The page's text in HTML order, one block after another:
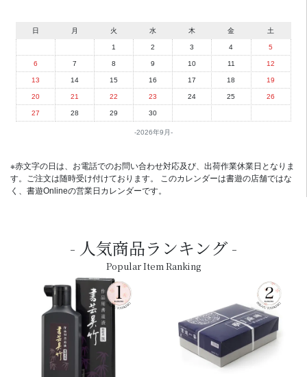
2026年9月
日 月 火 水 木 金 土
1 2 3 4 5
6 7 8 9 10 11 12
13 14 15 16 17 18 19
20 21 22 23 24 25 26
27 28 29 30
※赤文字の日は、お電話でのお問い合わせ対応及び、出荷作業休業日となりま
す。ご注文は随時受け付けております。 このカレンダーは書遊の店舗ではな
く、書遊Onlineの営業日カレンダーです。
人気商品ランキング
Popular Item Ranking